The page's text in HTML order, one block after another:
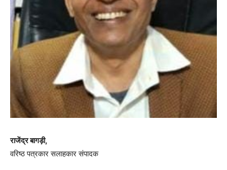
राजेंद्र बागड़ी,
वरिष्ठ पत्रकार सलाहकार संपादक